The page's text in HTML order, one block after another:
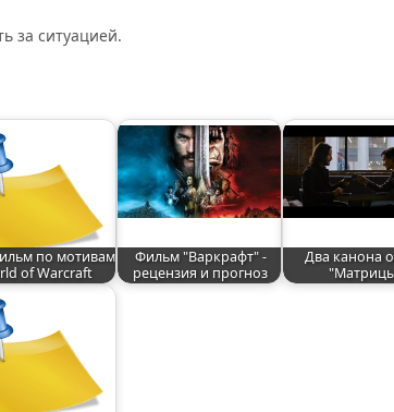
за ситуацией.
по мотивам
of Warcraft
Фильм "Варкрафт" -
рецензия и прогноз
Два канона